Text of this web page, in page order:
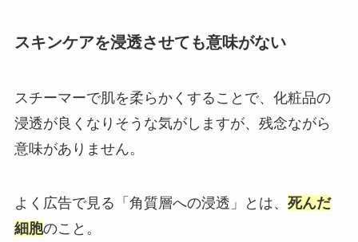
スキンケアを浸透させても意味がない
スチーマーで肌を柔らかくすることで、化粧品の
浸透が良くなりそうな気がしますが、残念ながら
意味がありません。
よく広告で見る「角質層への浸透」とは、 死んだ
細胞のこと。